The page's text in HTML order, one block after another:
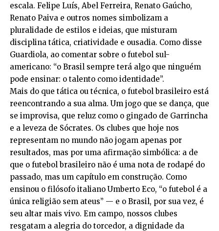
escala. Felipe Luís, Abel Ferreira, Renato Gaúcho,
Renato Paiva e outros nomes simbolizam a
pluralidade de estilos e ideias, que misturam
disciplina tática, criatividade e ousadia. Como disse
Guardiola, ao comentar sobre o futebol sul-
americano: “o Brasil sempre terá algo que ninguém
pode ensinar: o talento como identidade”.
Mais do que tática ou técnica, o futebol brasileiro está
reencontrando a sua alma. Um jogo que se dança, que
se improvisa, que reluz como o gingado de Garrincha
e a leveza de Sócrates. Os clubes que hoje nos
representam no mundo não jogam apenas por
resultados, mas por uma afirmação simbólica: a de
que o futebol brasileiro não é uma nota de rodapé do
passado, mas um capítulo em construção. Como
ensinou o filósofo italiano Umberto Eco, “o futebol é a
única religião sem ateus” — e o Brasil, por sua vez, é
seu altar mais vivo. Em campo, nossos clubes
resgatam a alegria do torcedor, a dignidade da